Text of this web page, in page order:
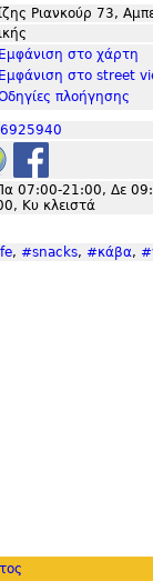
Ριανκούρ 73,
Εμφάνιση στο χάρτη
Εμφάνιση στο street
πλοήγησης
07:00-21:00, Δε
Κυ κλειστά
, #snacks, #κάβα,